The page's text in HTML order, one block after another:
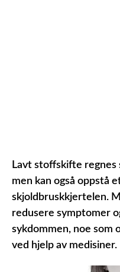
Lavt stoffskifte regnes
men kan også oppstå
skjoldbruskkjertelen.
redusere symptomer
sykdommen, noe som
ved hjelp av medisiner.